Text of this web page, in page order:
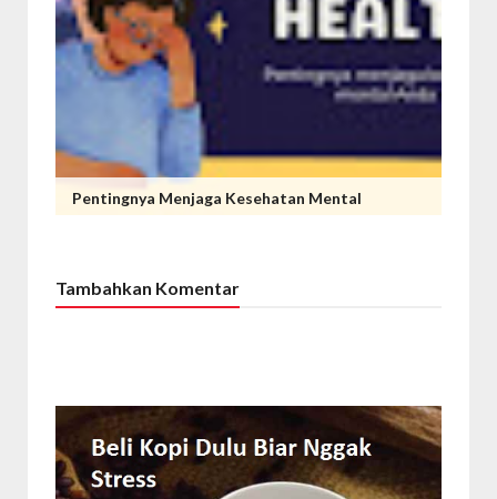
Pentingnya Menjaga Kesehatan Mental
Tambahkan Komentar